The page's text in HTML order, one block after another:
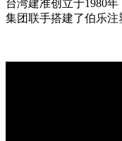
台湾建准创立于1980
集团联手搭建了伯乐注